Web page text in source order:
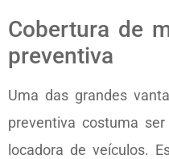
Cobertura de
preventiva
Uma das grandes
preventiva costuma
locadora de veículos.